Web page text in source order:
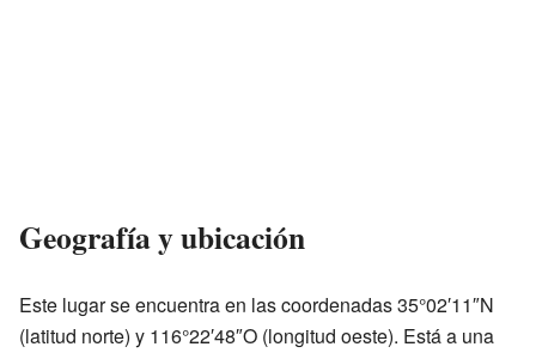
Geografía y ubicación
Este lugar se encuentra en las coordenadas 35°02′11″N
(latitud norte) y 116°22′48″O (longitud oeste). Está a una